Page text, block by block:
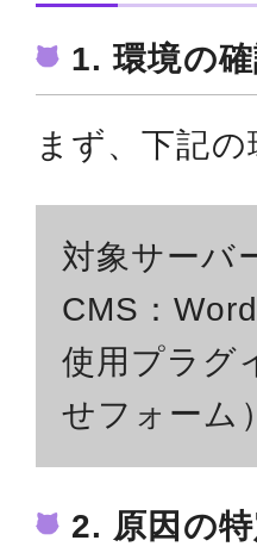
1. 環境の
まず、下記
対象サーバ
CMS：
使用プラグ
せフォーム）
2. 原因の特